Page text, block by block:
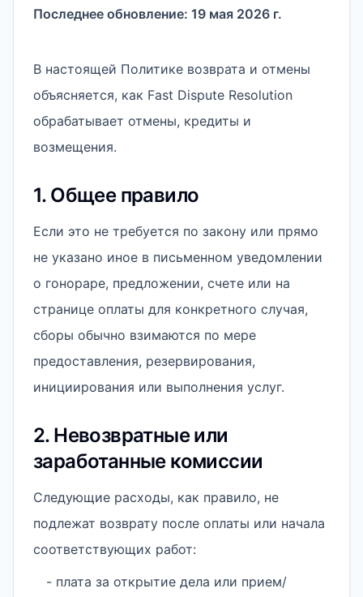
Последнее обновление: 19 мая 2026 г.
В настоящей Политике возврата и отмены
объясняется, как Fast Dispute Resolution
обрабатывает отмены, кредиты и
возмещения.
1. Общее правило
Если это не требуется по закону или прямо
не указано иное в письменном уведомлении
о гонораре, предложении, счете или на
странице оплаты для конкретного случая,
сборы обычно взимаются по мере
предоставления, резервирования,
инициирования или выполнения услуг.
2. Невозвратные или
заработанные комиссии
Следующие расходы, как правило, не
подлежат возврату после оплаты или начала
соответствующих работ:
- плата за открытие дела или прием/